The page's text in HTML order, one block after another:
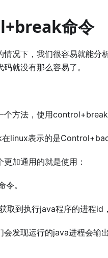
命令
情况下，我们很容易就能分
就没有那么容易了。
个方法，使用control+break
linux表示的是
加通用的就是使用：
。
取到执行java程序的进程id
会发现运行的java进程会输